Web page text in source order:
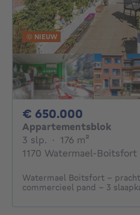
NIEUW
€ 650.000
Appartementsblok
3 slp. 3 slaapkamers
· 176 m²
1170 Watermael-Boitsfort
Watermael Boitsfort -
commercieel pand - 3